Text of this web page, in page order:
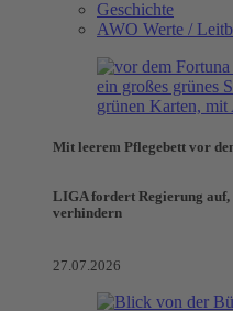
Geschichte
AWO Werte /
Mit leerem Pflegebett vor
LIGA fordert Regierung auf,
verhindern
27.07.2026